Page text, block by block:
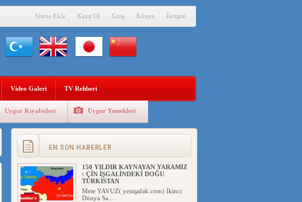
Sitene Ekle Kayıt Ol Giriş Künye İletişim
Video Galeri TV Rehberi
Uygur Kıyafetleri Uygur Yemekleri
EN SON HABERLER
DİYANET AKADEMİSİ BAŞKANI
DOÇ.DR.KAAN : DOĞU
TÜRKİSTAN BİZİM KIRMIZI
ÇİZGİMİZDİR!”
UYGUR HABER VE ARAŞTIRMA
150 YILDIR KAYNAYAN YARAMIZ
: ÇİN İŞGALİNDEKİ DOĞU
TÜRKİSTAN
Mete YAVUZ( yenişafak.com) İkinci
Dünya Sa...